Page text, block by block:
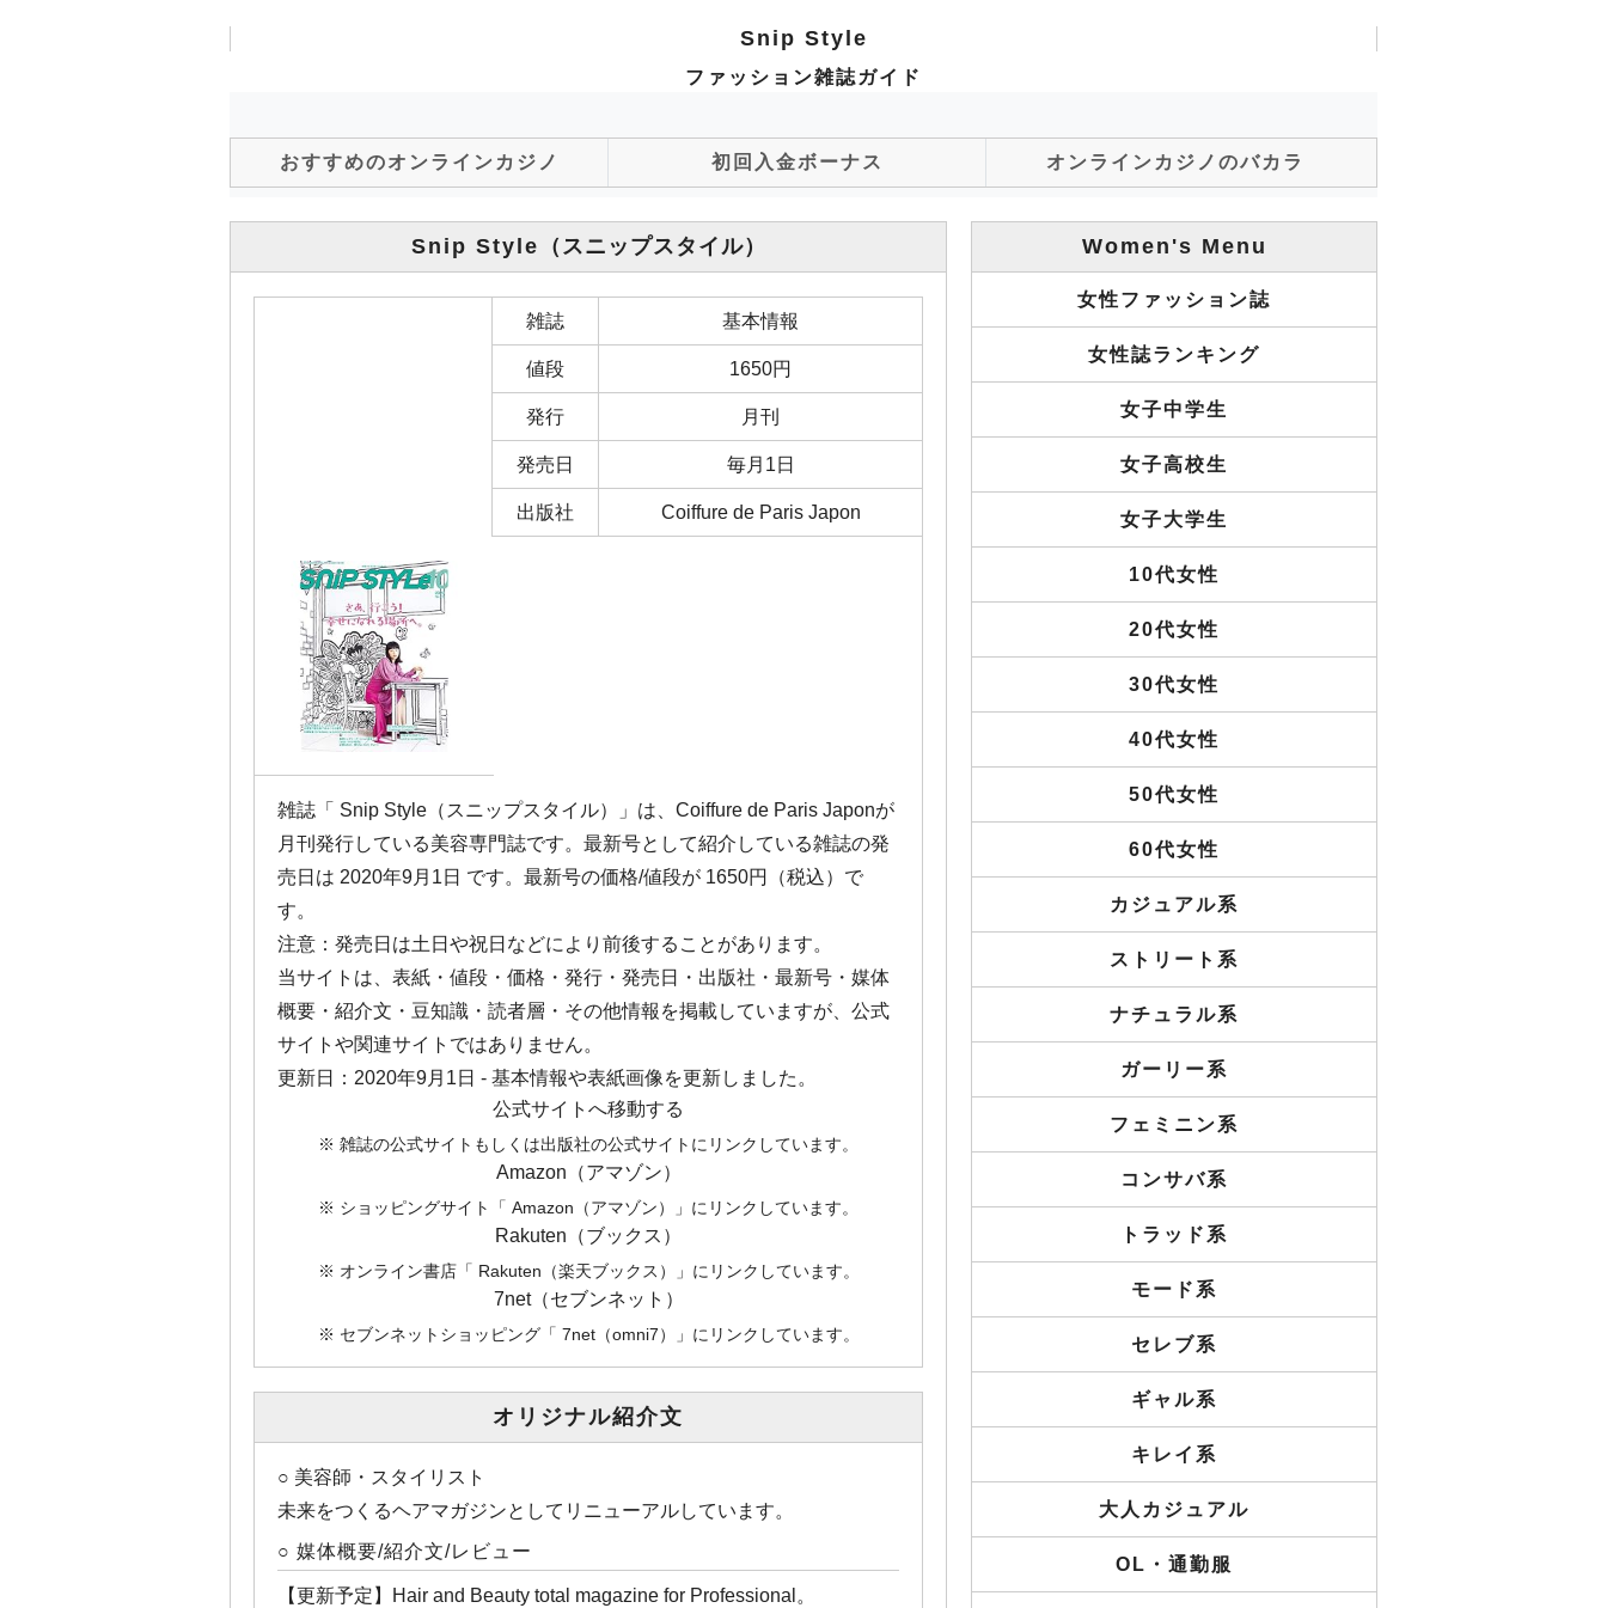
Snip Style
ファッション雑誌ガイド
おすすめのオンラインカジノ 初回入金ボーナス オンラインカジノのバカラ
Snip Style （スニップスタイル）
雑誌 基本情報
値段 1650円
発行 月刊
発売日 毎月1日
出版社 Coiffure de Paris Japon
雑誌「 Snip Style（スニップスタイル）」は、Coiffure de Paris Japonが
月刊発行している美容専門誌です。最新号として紹介している雑誌の発
売日は 2020年9月1日 です。最新号の価格/値段が 1650円（税込）で
す。
注意：発売日は土日や祝日などにより前後することがあります。
当サイトは、表紙・値段・価格・発行・発売日・出版社・最新号・媒体
概要・紹介文・豆知識・読者層・その他情報を掲載していますが、公式
サイトや関連サイトではありません。
更新日： 2020年9月1日 - 基本情報や表紙画像を更新しました。
公式サイトへ移動する
※ 雑誌の公式サイトもしくは出版社の公式サイトにリンクしています。
Amazon（アマゾン）
※ ショッピングサイト「 Amazon（アマゾン）」にリンクしています。
Rakuten（ブックス）
※ オンライン書店「 Rakuten（楽天ブックス）」にリンクしています。
7net（セブンネット）
※ セブンネットショッピング「 7net（omni7）」にリンクしています。
オリジナル紹介文
○ 美容師・スタイリスト
未来をつくるヘアマガジンとしてリニューアルしています。
○ 媒体概要/紹介文/レビュー
【更新予定】Hair and Beauty total magazine for Professional。
Women's Menu
女性ファッション誌
女性誌ランキング
女子中学生
女子高校生
女子大学生
10代女性
20代女性
30代女性
40代女性
50代女性
60代女性
カジュアル系
ストリート系
ナチュラル系
ガーリー系
フェミニン系
コンサバ系
トラッド系
モード系
セレブ系
ギャル系
キレイ系
大人カジュアル
OL・通勤服